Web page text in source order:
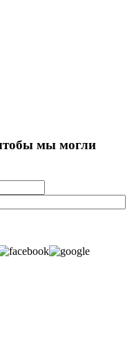
мы могли